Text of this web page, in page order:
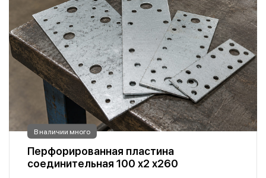
В наличии много
Перфорированная пластина
соединительная 100 х2 х260